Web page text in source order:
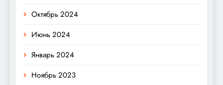
Октябрь 2024
Июнь 2024
Январь 2024
Ноябрь 2023